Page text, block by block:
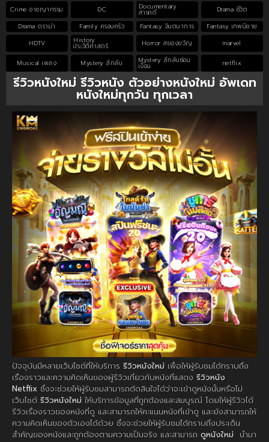
Crime อาชญากรรม
DC Documentary
สารคดี
Drama ชีวิต
Drama ดราม่า
Family ครอบครัว Fantasy จินตนาการ
Fantasy เทพนิยาย
HDTV
History
ประวัติศาสตร์ Horror สยองขวัญ marvel
Musical เพลง Mystery ลึกลับ Mystery ลึกลับซ่อน
เงื่อน netflix
รีวิวหนังใหม่ รีวิวหนัง ตัวอย่างหนังใหม่ อัพเดท
หนังใหม่ทุกวัน ทุกเวลา
ปัจจุบันมีหลายเว็บไซต์ที่ให้บริการ รีวิวหนังใหม่ เพื่อให้ผู้รับชมได้ทราบถึง
เรื่องราวและความคิดเห็นของผู้รีวิวเกี่ยวกับหนังที่แสดง รีวิวหนัง
Netflix ซึ่งจะช่วยให้ผู้รับชมสามารถตัดสินใจได้ว่าจะเข้าดูหนังนั้นหรือไม่
เว็บไซต์ รีวิวหนังใหม่ ให้บริการข้อมูลที่ถูกต้องและสมบูรณ์ โดยให้ผู้รีวิวได้
รีวิวเรื่องราวของหนังที่ดู และสามารถให้คะแนนหนังที่เข้าดู และยังสามารถให้
ความคิดเห็นของตัวเองได้ด้วย ซึ่งจะช่วยให้ผู้รับชมได้ทราบถึงประเด็น
สำคัญของหนังและถูกต้องตามความเป็นจริง และสามารถ ดูหนังใหม่ นำมา